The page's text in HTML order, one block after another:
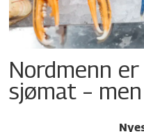
Nordmenn
sjømat –